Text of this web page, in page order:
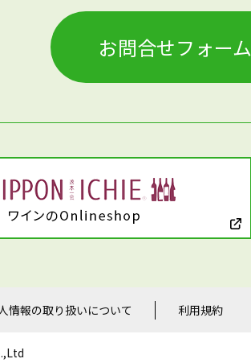
お問合せフォーム
情報の取り扱いについて 利用規約